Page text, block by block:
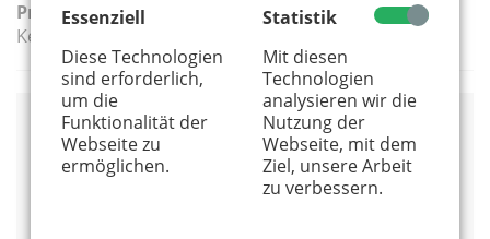
Essenziell
Diese Technologien
sind erforderlich,
um die
Funktionalität der
Webseite zu
ermöglichen.
Statistik
Mit diesen
Technologien
analysieren wir die
Nutzung der
Webseite, mit dem
Ziel, unsere Arbeit
zu verbessern.
Preis:
Keine Angabe
Anbieter
FunnyFanilla